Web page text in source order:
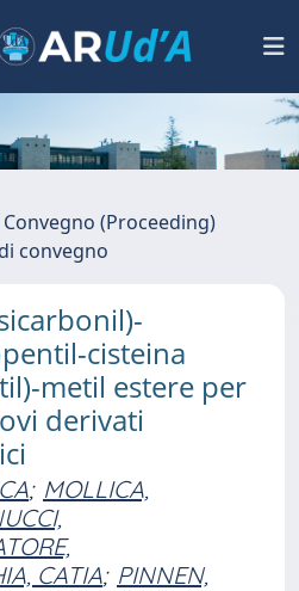
(Proceeding)
convegno
cisteina
metil estere per
derivati
; MOLLICA,
CATIA; PINNEN,